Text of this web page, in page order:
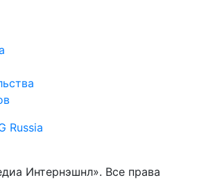
Russia
Интернэшнл». Все права